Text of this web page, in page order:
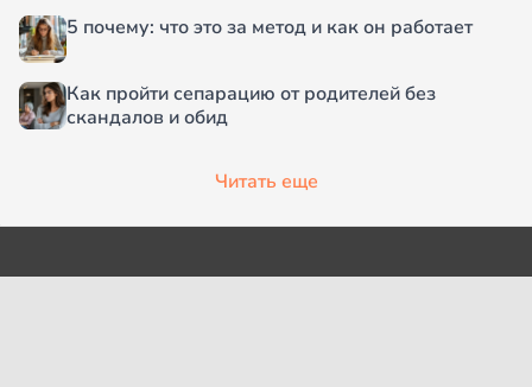
5 почему: что это за метод и как он работает
Как пройти сепарацию от родителей без
скандалов и обид
Читать еще